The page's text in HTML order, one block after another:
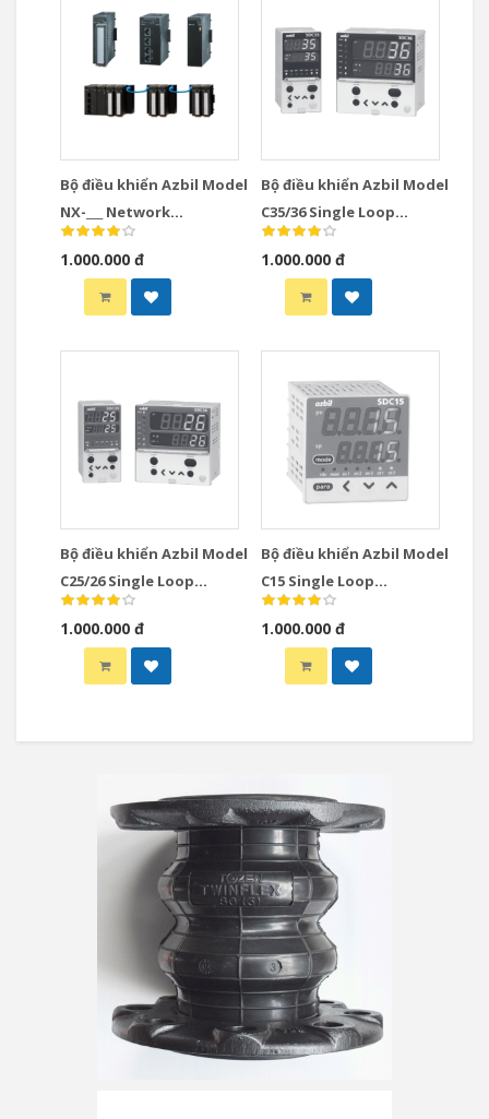
Bộ điều khiển Azbil Model
NX-___ Network
Instrumentation
Modules Controllers
1.000.000 đ
Bộ điều khiển Azbil Model
C35/36 Single Loop
Controllers
1.000.000 đ
Bộ điều khiển Azbil Model
C25/26 Single Loop
Controllers
1.000.000 đ
Bộ điều khiển Azbil Model
C15 Single Loop
Controllers
1.000.000 đ